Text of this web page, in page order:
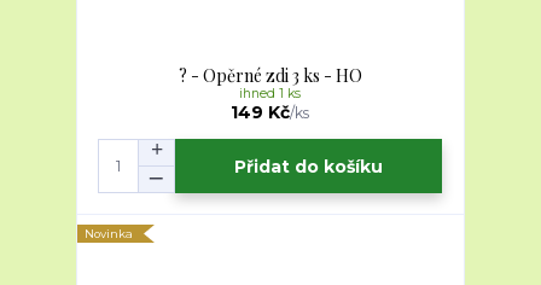
? - Opěrné zdi 3 ks - HO
149 Kč/ks
ihned 1 ks
Přidat do košíku
Novinka